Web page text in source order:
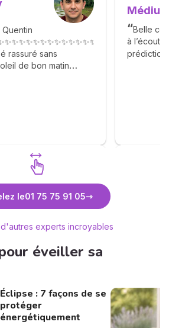
rassuré sans
de bon matin
Duroy
Belle
à
le01 75 75 91 05
experts incroyables
éveiller sa
Éclipse : 7 façons de se
protéger
énergétiquement